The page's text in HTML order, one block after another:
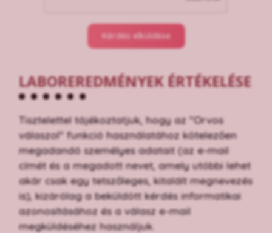
Kérdés elküldése
LABOREREDMÉNYEK ÉRTÉKELÉSE
Tisztelettel tájékoztatjuk, hogy az "Orvos
válaszol" funkció használatához kötelezően
megadandó személyes adatait (az e-mail
címét és a megadott nevet, amely utóbbi lehet
akár csak egy tetszőleges, kitalált megnevezés
is), kizárólag a beküldött kérdés informatikai
azonosításához és a válasz e-mail
megküldéséhez használjuk.